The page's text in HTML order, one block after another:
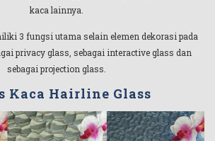
kaca lainnya.
3 fungsi utama selain elemen dekorasi pada
privacy glass, sebagai interactive glass dan
sebagai projection glass.
Kaca Hairline Glass